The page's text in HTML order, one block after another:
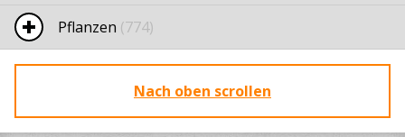
Pflanzen (774)
Nach oben scrollen